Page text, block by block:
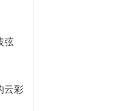
弦
云彩